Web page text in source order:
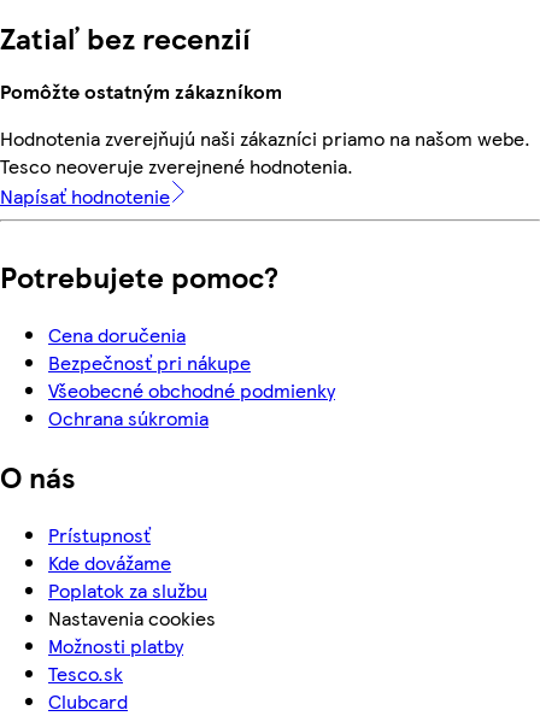
Zatiaľ bez recenzií
Pomôžte ostatným zákazníkom
Hodnotenia zverejňujú naši zákazníci priamo na našom webe.
Tesco neoveruje zverejnené hodnotenia.
Napísať hodnotenie
Potrebujete pomoc?
Cena doručenia
Bezpečnosť pri nákupe
Všeobecné obchodné podmienky
Ochrana súkromia
O nás
Prístupnosť
Kde dovážame
Poplatok za službu
Nastavenia cookies
Možnosti platby
Tesco.sk
Clubcard